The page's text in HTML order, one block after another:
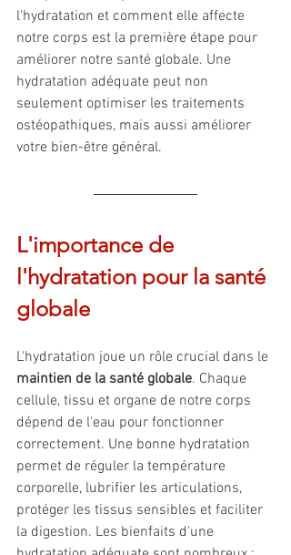
l'hydratation et comment elle affecte
notre corps est la première étape pour
améliorer notre santé globale. Une
hydratation adéquate peut non
seulement optimiser les traitements
ostéopathiques, mais aussi améliorer
votre bien-être général.
L'importance de
l'hydratation pour la santé
globale
L'hydratation joue un rôle crucial dans le
maintien de la santé globale. Chaque
cellule, tissu et organe de notre corps
dépend de l'eau pour fonctionner
correctement. Une bonne hydratation
permet de réguler la température
corporelle, lubrifier les articulations,
protéger les tissus sensibles et faciliter
la digestion. Les bienfaits d'une